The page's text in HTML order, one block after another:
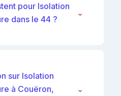
pour Isolation
dans le 44 ?
⌄
sur Isolation
à Couëron,
⌄